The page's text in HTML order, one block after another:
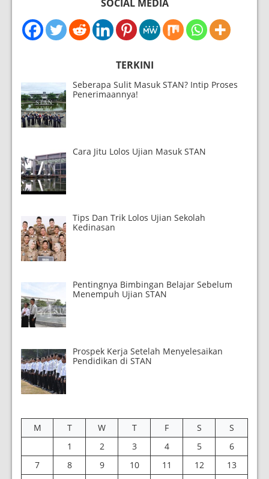
SOCIAL MEDIA
TERKINI
Seberapa Sulit Masuk STAN? Intip Proses
Penerimaannya!
Cara Jitu Lolos Ujian Masuk STAN
Tips Dan Trik Lolos Ujian Sekolah
Kedinasan
Pentingnya Bimbingan Belajar Sebelum
Menempuh Ujian STAN
Prospek Kerja Setelah Menyelesaikan
Pendidikan di STAN
M T W T F S
S
1
2 3 4 5
6
7
8 9 10 11 12
13